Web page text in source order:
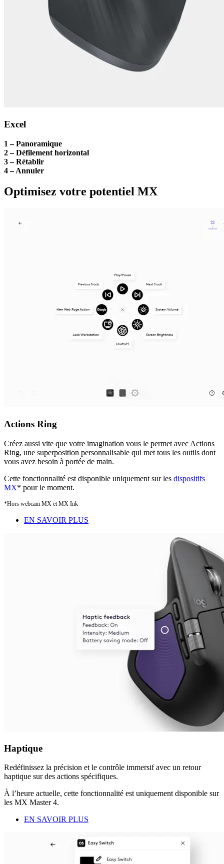
Excel
1 – Panoramique
2 – Défilement horizontal
3 – Rétablir
4 – Annuler
Optimisez votre potentiel MX
Actions Ring
Créez aussi vite que votre imagination vous le permet avec Actions
Ring, une superposition personnalisable qui met tous les outils dont
vous avez besoin à portée de main.
Cette fonctionnalité est disponible uniquement sur les dispositifs
MX* pour le moment.
*Hors webcam MX et MX Ink
EN SAVOIR PLUS
Haptique
Redéfinissez la précision et le contrôle immersif avec un retour
haptique sur des actions spécifiques.
À l’heure actuelle, cette fonctionnalité est uniquement disponible sur
les MX Master 4.
EN SAVOIR PLUS